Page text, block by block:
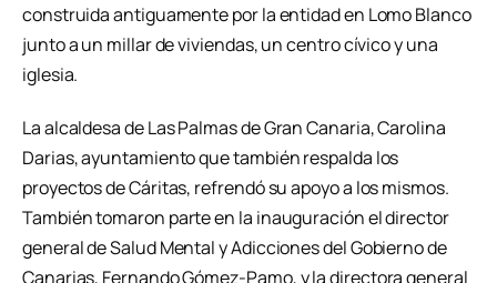
construida antiguamente por la entidad en Lomo Blanco
junto a un millar de viviendas, un centro cívico y una
iglesia.
La alcaldesa de Las Palmas de Gran Canaria, Carolina
Darias, ayuntamiento que también respalda los
proyectos de Cáritas, refrendó su apoyo a los mismos.
También tomaron parte en la inauguración el director
general de Salud Mental y Adicciones del Gobierno de
Canarias, Fernando Gómez-Pamo, y la directora general